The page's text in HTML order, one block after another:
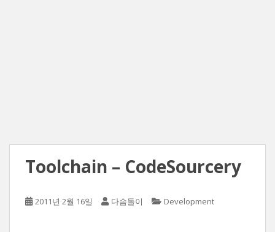
Toolchain – CodeSourcery
2011년 2월 16일 다솜돌이 Development